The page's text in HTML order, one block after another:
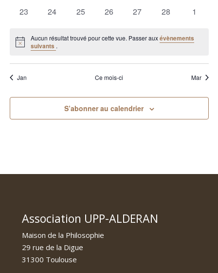
0
23
0
24
0
25
0
26
0
27
0
28
0
1
Notice
Aucun résultat trouvé pour cette vue. Passer auxévènements
suivants .
Jan Ce mois-ci Mar
S’abonner au calendrier
Association UPP-ALDERAN
Maison de la Philosophie
29 rue de la Digue
31300 Toulouse